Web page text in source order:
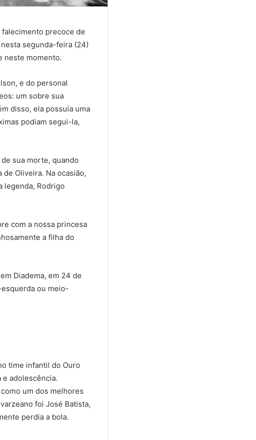
precoce de
segunda-feira (24)
neste momento.
e do personal
um sobre sua
disso, ela possuía uma
podiam segui-la,
sua morte, quando
de Oliveira. Na ocasião,
legenda, Rodrigo
com a nossa princesa
a filha do
Diadema, em 24 de
ou meio-
time infantil do Ouro
e adolescência.
um dos melhores
foi José Batista,
perdia a bola.